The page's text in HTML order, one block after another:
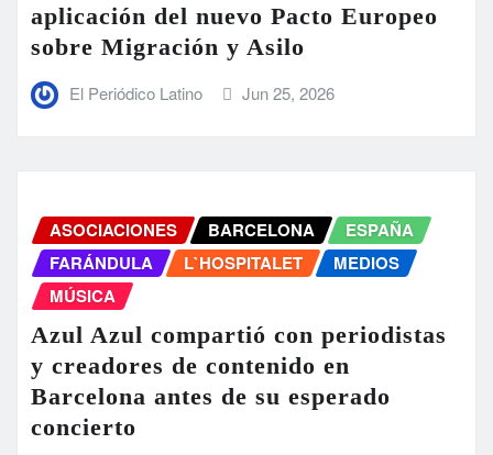
aplicación del nuevo Pacto Europeo
sobre Migración y Asilo
El Periódico Latino Jun 25, 2026
ASOCIACIONES BARCELONA
ESPAÑA
FARÁNDULA
L`HOSPITALET
MEDIOS
MÚSICA
Azul Azul compartió con periodistas
y creadores de contenido en
Barcelona antes de su esperado
concierto